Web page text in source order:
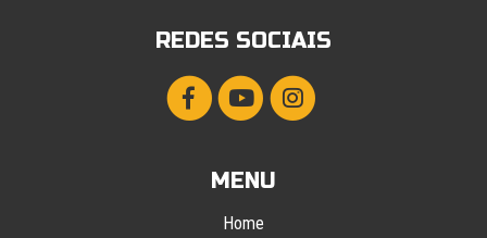
REDES SOCIAIS
MENU
Home